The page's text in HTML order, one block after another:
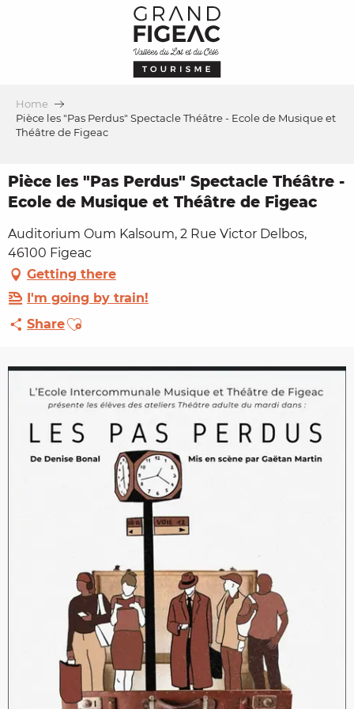
Home
Pièce les "Pas Perdus" Spectacle Théâtre - Ecole de Musique et
Théâtre de Figeac
Pièce les "Pas Perdus" Spectacle Théâtre -
Ecole de Musique et Théâtre de Figeac
Auditorium Oum Kalsoum, 2 Rue Victor Delbos,
46100 Figeac
Getting there
I'm going by train!
ShareAjouter aux favoris